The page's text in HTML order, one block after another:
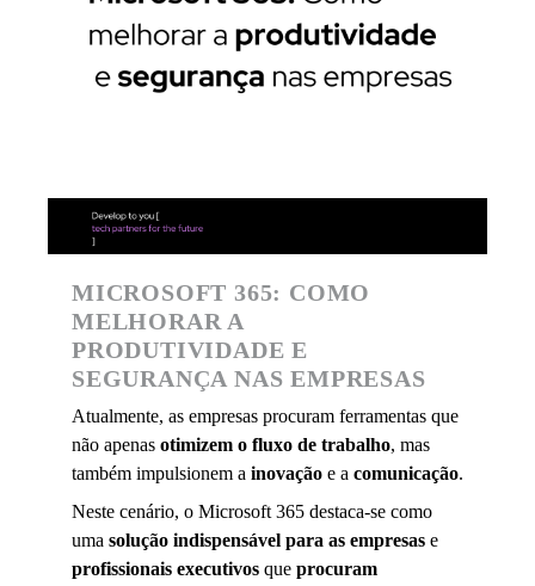
MICROSOFT 365: COMO
MELHORAR A
PRODUTIVIDADE E
SEGURANÇA NAS EMPRESAS
Atualmente, as empresas procuram ferramentas que
não apenas otimizem o fluxo de trabalho, mas
também impulsionem a inovação e a comunicação.
Neste cenário, o Microsoft 365 destaca-se como
uma solução indispensável para as empresas e
profissionais executivos que procuram